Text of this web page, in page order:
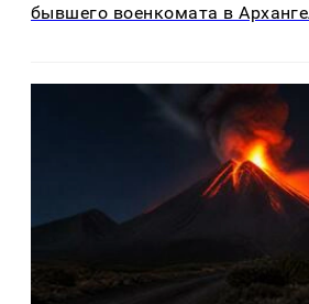
бывшего военкомата в